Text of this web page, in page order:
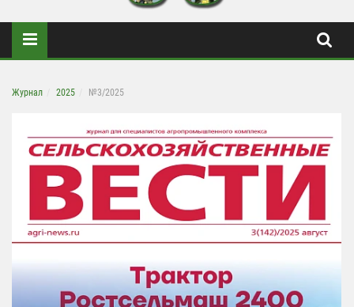
Журнал 2025 №3/2025